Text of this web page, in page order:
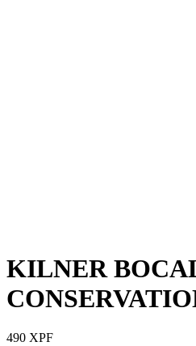
KILNER
490 XPF